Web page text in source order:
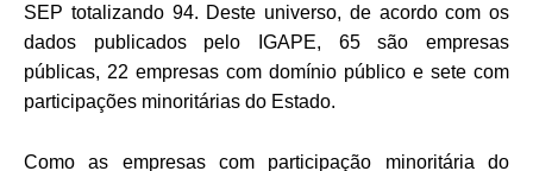
SEP totalizando 94. Deste universo, de acordo com os
dados publicados pelo IGAPE, 65 são empresas
públicas, 22 empresas com domínio público e sete com
participações minoritárias do Estado.
Como as empresas com participação minoritária do